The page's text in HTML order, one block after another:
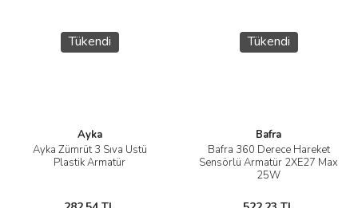
Tükendi
Ayka
Ayka Zümrüt 3 Sıva Üstü
Plastik Armatür
Tükendi
Bafra
Bafra 360 Derece Hareket
Sensörlü Armatür 2XE27 Max
25W